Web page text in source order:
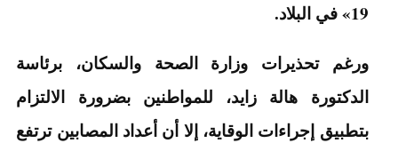
19» في البلاد.
ورغم تحذيرات وزارة الصحة والسكان، برئاسة
الدكتورة هالة زايد، للمواطنين بضرورة الالتزام
بتطبيق إجراءات الوقاية، إلا أن أعداد المصابين ترتفع